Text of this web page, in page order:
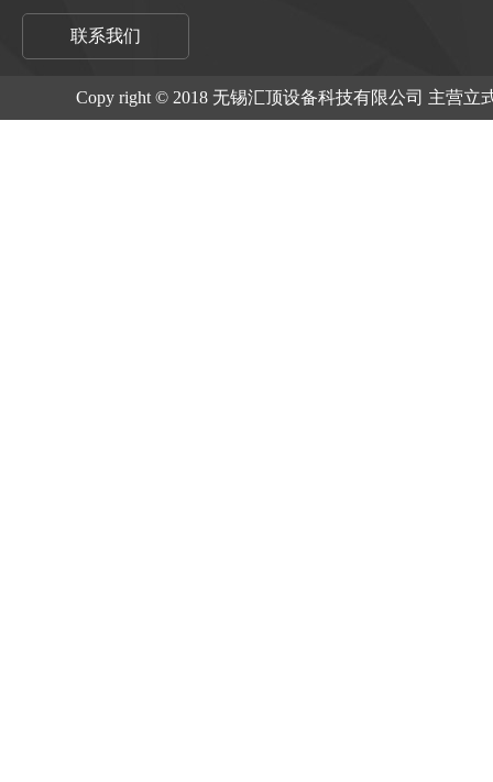
联系我们
Copy right © 2018 无锡汇顶设备科技有限公司